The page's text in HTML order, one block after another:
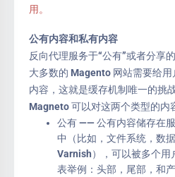
用。
公有内容和私有内容
反向代理服务于“公有”或者分享
大多数的 Magento 网站需要给
内容，这就是缓存机制唯一的挑
Magneto 可以对这两个类型的内
公有 —— 公有内容储存在
中（比如，文件系统，数
Varnish），可以被多个用
表举例：头部，尾部，和产